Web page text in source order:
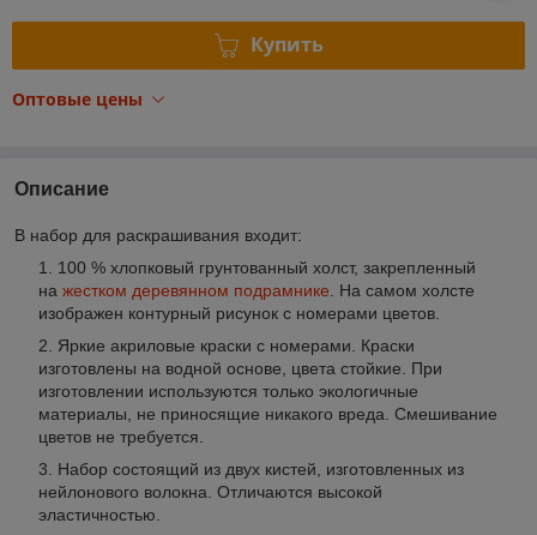
Купить
Оптовые цены
Описание
В набор для раскрашивания входит:
100 % хлопковый грунтованный холст, закрепленный
на жестком деревянном подрамнике . На самом холсте
изображен контурный рисунок с номерами цветов.
Яркие акриловые краски с номерами. Краски
изготовлены на водной основе, цвета стойкие. При
изготовлении используются только экологичные
материалы, не приносящие никакого вреда. Смешивание
цветов не требуется.
Набор состоящий из двух кистей, изготовленных из
нейлонового волокна. Отличаются высокой
эластичностью.